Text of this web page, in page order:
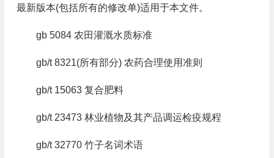
最新版本(包括所有的修改单)适用于本文件。
gb 5084 农田灌溉水质标准
gb/t 8321(所有部分) 农药合理使用准则
gb/t 15063 复合肥料
gb/t 23473 林业植物及其产品调运检疫规程
gb/t 32770 竹子名词术语